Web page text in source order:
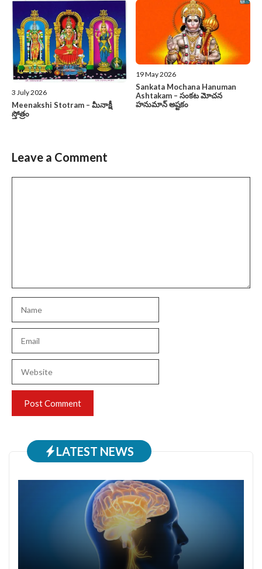
3 July 2026
Meenakshi Stotram – మీనాక్షీ
స్తోత్రం
19 May 2026
Sankata Mochana Hanuman
Ashtakam – సంకట మోచన
హనుమాన్ అష్టకం
Leave a Comment
LATEST NEWS